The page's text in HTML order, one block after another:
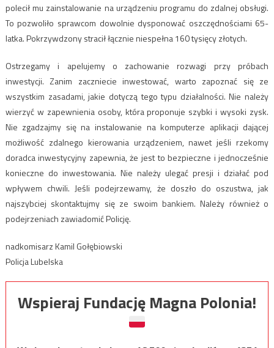
polecił mu zainstalowanie na urządzeniu programu do zdalnej obsługi.
To pozwoliło sprawcom dowolnie dysponować oszczędnościami 65-
latka. Pokrzywdzony stracił łącznie niespełna 160 tysięcy złotych.
Ostrzegamy i apelujemy o zachowanie rozwagi przy próbach
inwestycji. Zanim zaczniecie inwestować, warto zapoznać się ze
wszystkim zasadami, jakie dotyczą tego typu działalności. Nie należy
wierzyć w zapewnienia osoby, która proponuje szybki i wysoki zysk.
Nie zgadzajmy się na instalowanie na komputerze aplikacji dającej
możliwość zdalnego kierowania urządzeniem, nawet jeśli rzekomy
doradca inwestycyjny zapewnia, że jest to bezpieczne i jednocześnie
konieczne do inwestowania. Nie należy ulegać presji i działać pod
wpływem chwili. Jeśli podejrzewamy, że doszło do oszustwa, jak
najszybciej skontaktujmy się ze swoim bankiem. Należy również o
podejrzeniach zawiadomić Policję.
nadkomisarz Kamil Gołębiowski
Policja Lubelska
Wspieraj Fundację Magna Polonia!